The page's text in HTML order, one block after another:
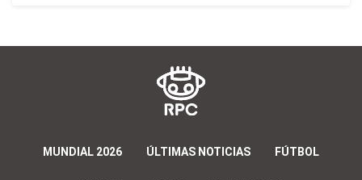
MUNDIAL 2026 ÚLTIMAS NOTICIAS FÚTBOL